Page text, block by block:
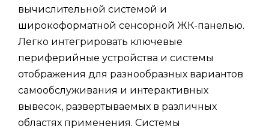
вычислительной системой и
широкоформатной сенсорной ЖК-панелью.
Легко интегрировать ключевые
периферийные устройства и системы
отображения для разнообразных вариантов
самообслуживания и интерактивных
вывесок, развертываемых в различных
областях применения. Системы